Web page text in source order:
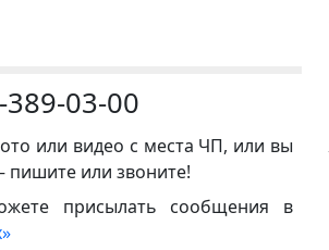
03-00
или видео с места ЧП, или вы
пишите или звоните!
присылать сообщения в